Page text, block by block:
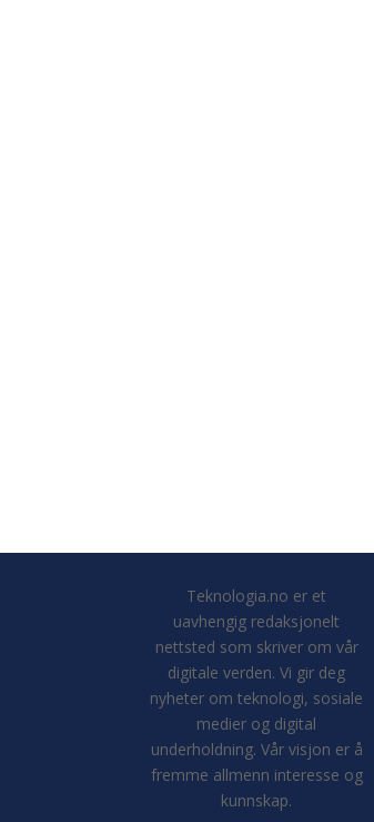
Teknologia.no er et
uavhengig redaksjonelt
nettsted som skriver om vår
digitale verden. Vi gir deg
nyheter om teknologi, sosiale
medier og digital
underholdning. Vår visjon er å
fremme allmenn interesse og
kunnskap.